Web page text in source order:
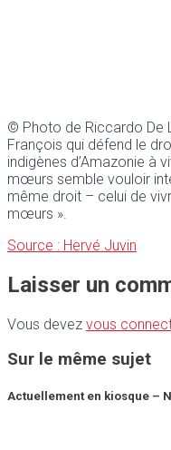
© Photo de Riccardo De
François qui défend le
indigènes d’Amazonie à
mœurs semble vouloir
même droit – celui de
mœurs ».
Source : Hervé Juvin
Laisser un
Vous devez vous
Sur le même sujet
Actuellement en kiosque –